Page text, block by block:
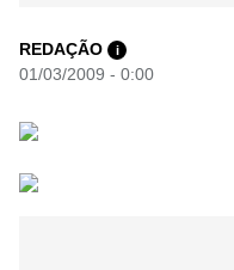
REDAÇÃO i
01/03/2009 - 0:00